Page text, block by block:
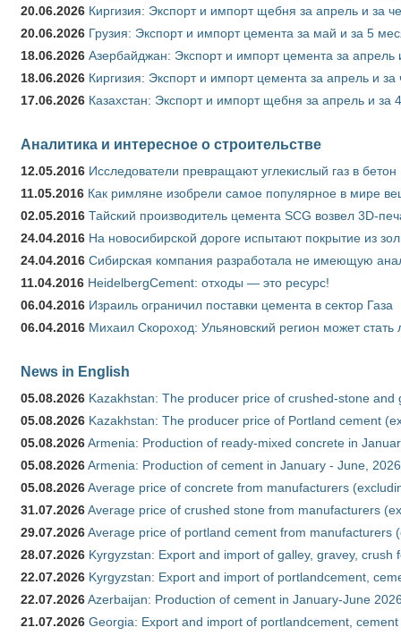
20.06.2026 Киргизия: Экспорт и импорт щебня за апрель и за
20.06.2026 Грузия: Экспорт и импорт цемента за май и за 5
18.06.2026 Азербайджан: Экспорт и импорт цемента за
18.06.2026 Киргизия: Экспорт и импорт цемента за апрель и
17.06.2026 Казахстан: Экспорт и импорт щебня за апрель и за
Аналитика и интересное о строительстве
12.05.2016 Исследователи превращают углекислый газ в бетон
11.05.2016 Как римляне изобрели самое популярное в мире
02.05.2016 Тайский производитель цемента SCG возвел 3D-
24.04.2016 На новосибирской дороге испытают покрытие из
24.04.2016 Сибирская компания разработала не имеющую
11.04.2016 HeidelbergCement: отходы — это ресурс!
06.04.2016 Израиль ограничил поставки цемента в сектор Газа
06.04.2016 Михаил Скороход: Ульяновский регион может
News in English
05.08.2026 Kazakhstan: The producer price of crushed-stone and
05.08.2026 Kazakhstan: The producer price of Portland cement
05.08.2026Armenia: Production of ready-mixed concrete in
05.08.2026Armenia: Production of cement in January - June, 2026
05.08.2026Average price of concrete from manufacturers
31.07.2026Average price of crushed stone from manufacturers
29.07.2026Average price of portland cement from manufacturers
28.07.2026 Kyrgyzstan: Export and import of galley, gravey,
22.07.2026 Kyrgyzstan: Export and import of portlandcement,
22.07.2026Azerbaijan: Production of cement in January-June
21.07.2026 Georgia: Export and import of portlandcement,